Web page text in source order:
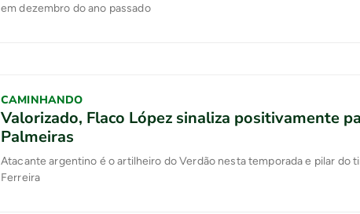
em dezembro do ano passado
CAMINHANDO
Valorizado, Flaco López sinaliza positivamente
Palmeiras
Atacante argentino é o artilheiro do Verdão nesta temporada e pilar do
Ferreira